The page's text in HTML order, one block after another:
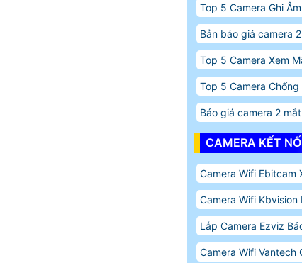
Top 5 Camera Ghi
Bản báo giá camera
Top 5 Camera Xem
Top 5 Camera
Báo giá camera 2
CAMERA KẾT
Camera Wifi Ebitcam
Camera Wifi Kbvision
Lắp Camera Ezviz
Camera Wifi Vantech